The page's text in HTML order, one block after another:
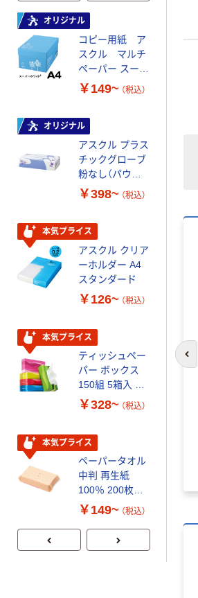
オリジナル
コピー用紙 ア
スクル マルチ
ペーパー スーパ
ーホワイト+
￥149~ （税込）
オリジナル
アスクル プラス
チックグローブ
粉なし（パウダ
ーフリー）
￥398~ （税込）
本気プライス
アスクル クリア
ーホルダー A4
スタンダード
￥126~ （税込）
本気プライス
ティッシュペー
パー ボックス
150組 5箱入 ア
スクル スマート
証
￥328~ （税込）
本気プライス
ペーパータオル
中判 再生紙
100％ 200枚
FSC認証 シング
企画 オリジナル
￥149~ （税込）
期